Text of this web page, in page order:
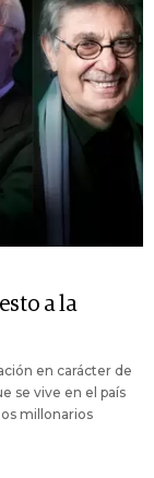
a la
en carácter de
se vive en el país
millonarios